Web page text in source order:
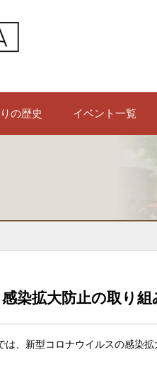
の歴史 イベント一覧
染拡大防止の取り
、新型コロナウイルスの感染